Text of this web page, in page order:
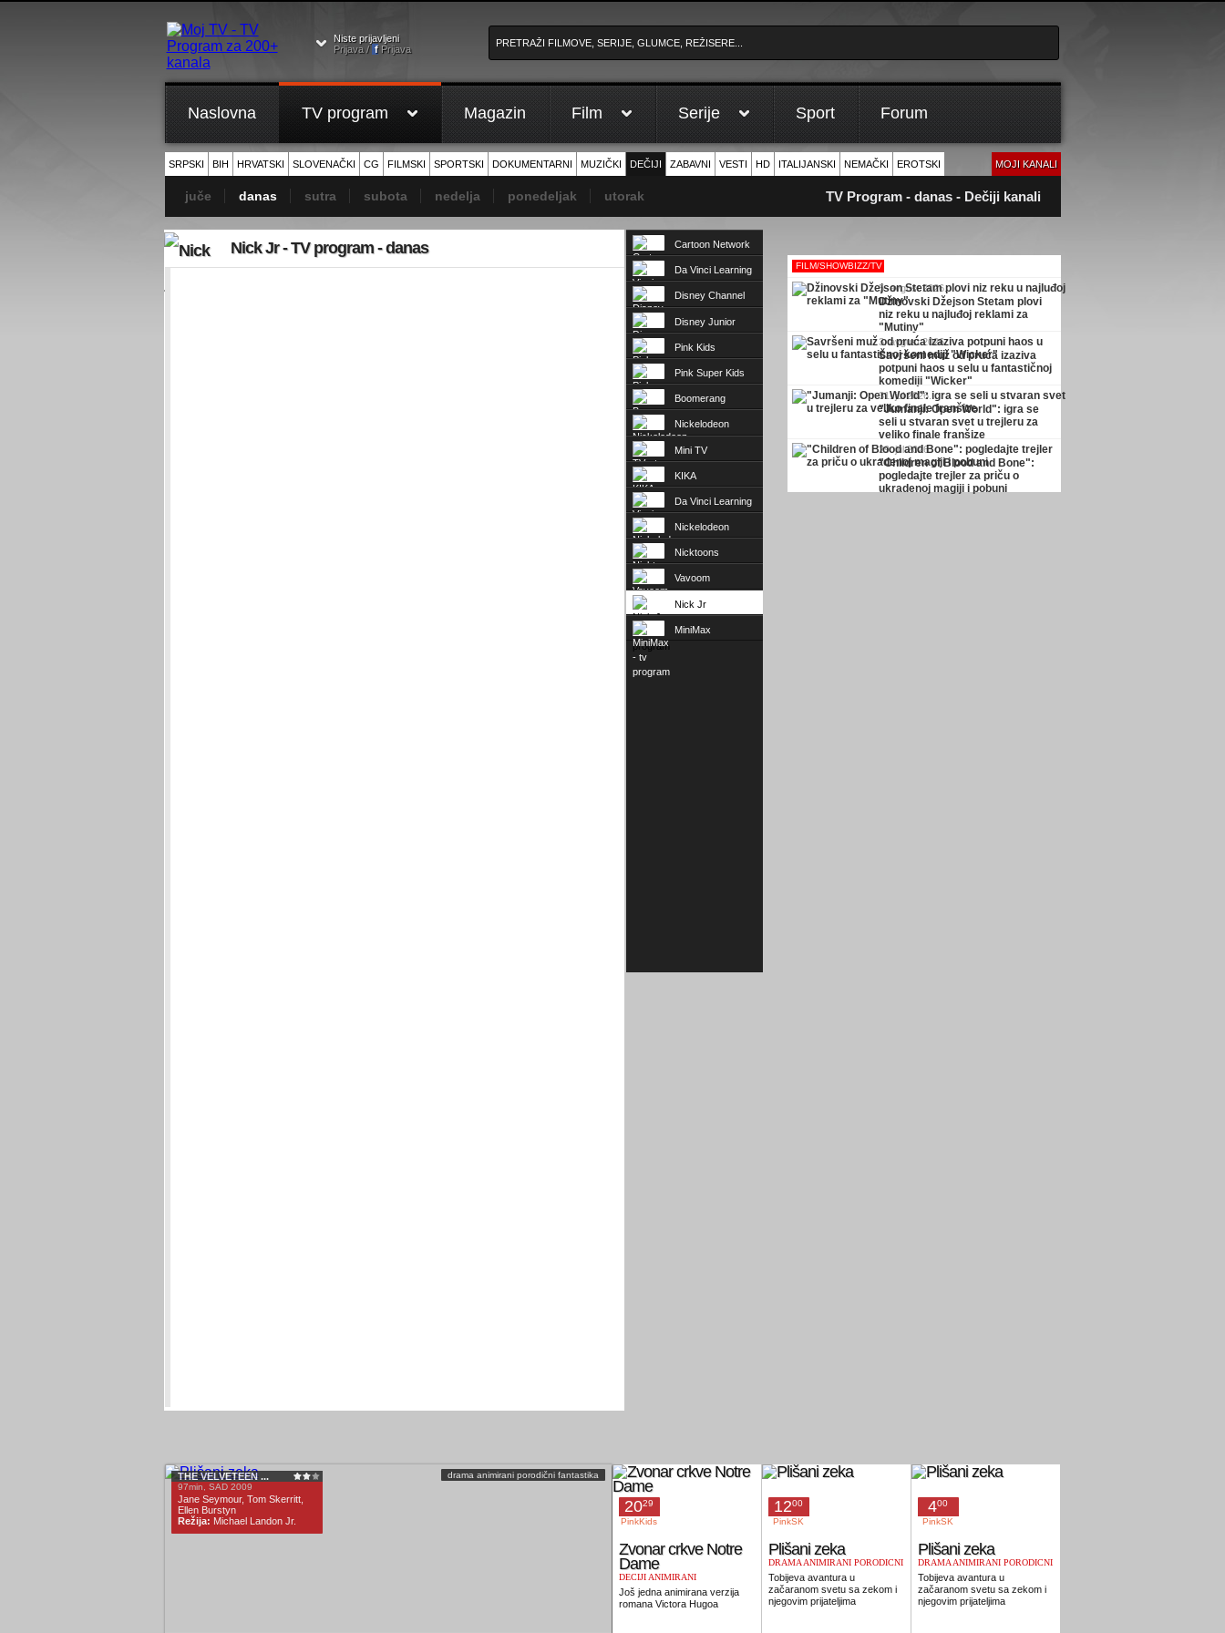
Niste prijavljeni
Prijava / fPrijava
Naslovna TV program Magazin Film Serije Sport Forum
SRPSKI BIH HRVATSKI SLOVENAČKI CG FILMSKI SPORTSKI DOKUMENTARNI MUZIČKI DEČIJI ZABAVNI VESTI HD ITALIJANSKI NEMAČKI EROTSKI MOJI KANALI
TV Program - danas - Dečiji kanali
juče danas sutra subota nedelja ponedeljak utorak
Nick Jr - TV program - danas
Cartoon Network
RSE
Da Vinci Learning
Disney Channel
Disney Junior
Pink Kids
Pink Super Kids
Boomerang
Nickelodeon
Mini TV
KIKA
Da Vinci Learning
Nickelodeon
Nicktoons
Vavoom
Nick Jr
MiniMax
FILM/SHOWBIZZ/TV
5. avgust 2026.
Džinovski Džejson Stetam plovi
niz reku u najluđoj reklami za
"Mutiny"
3. avgust 2026.
Savršeni muž od pruća izaziva
potpuni haos u selu u fantastičnoj
komediji "Wicker"
31. jul 2026.
"Jumanji: Open World": igra se
seli u stvaran svet u trejleru za
veliko finale franšize
29. jul 2026.
"Children of Blood and Bone":
pogledajte trejler za priču o
ukradenoj magiji i pobuni
drama animirani porodični fantastika
THE VELVETEEN ...
97min, SAD 2009
Jane Seymour, Tom Skerritt,
Ellen Burstyn
Režija: Michael Landon Jr.
2029
PinkKids
Zvonar crkve Notre
Dame
DEČIJI ANIMIRANI
Još jedna animirana verzija
romana Victora Hugoa
1200
PinkSK
Plišani zeka
DRAMA ANIMIRANI PORODIČNI
Tobijeva avantura u
začaranom svetu sa zekom i
njegovim prijateljima
400
PinkSK
Plišani zeka
DRAMA ANIMIRANI PORODIČNI
Tobijeva avantura u
začaranom svetu sa zekom i
njegovim prijateljima